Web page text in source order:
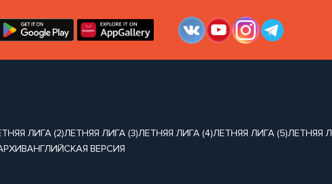
ЛИГА (2)ЛЕТНЯЯ ЛИГА (3)ЛЕТНЯЯ ЛИГА (4)ЛЕТНЯЯ ЛИГА (5)ЛЕТНЯЯ
АНГЛИЙСКАЯ ВЕРСИЯ